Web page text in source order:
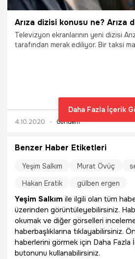
Televizyon ekranlarının yeni dizisi
tarafından merak ediliyor. Bir taksi
4.10.2020 Gündem
Daha Fazla İçerik
Benzer Haber Etiketleri
Yeşim Salkım Murat Övüç
Hakan Eratik
gülben ergen
Yeşim Salkım ile ilgili olan tüm
üzerinden görüntüleyebilirsiniz.
okumak ve diğer görselleri
haberbaşlıklarına tıklayabilirsiniz.
haberlerini görmek için Daha Fazla
butonunu kullanabilirsiniz.